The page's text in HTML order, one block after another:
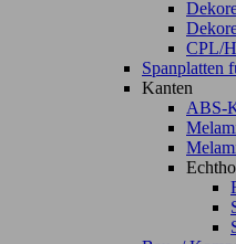
CPL/
Spanplatten
Kanten
ABS-